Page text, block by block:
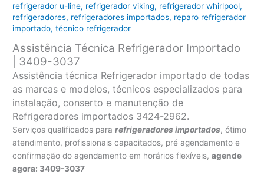
refrigerador u-line, refrigerador viking, refrigerador whirlpool,
refrigeradores, refrigeradores importados, reparo refrigerador
importado,técnico refrigerador
Assistência Técnica Refrigerador Importado
| 3409-3037
Assistência técnica Refrigerador importado de todas
as marcas e modelos, técnicos especializados para
instalação, conserto e manutenção de
Refrigeradores importados 3424-2962.
Serviços qualificados pararefrigeradores importados, ótimo
atendimento, profissionais capacitados, pré agendamento e
confirmação do agendamento em horários flexíveis,agende
agora: 3409-3037